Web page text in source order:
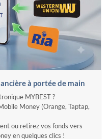
à portée de main
MYBEST ?
Money (Orange, Taptap,
ou retirez vos fonds vers
en quelques clics !